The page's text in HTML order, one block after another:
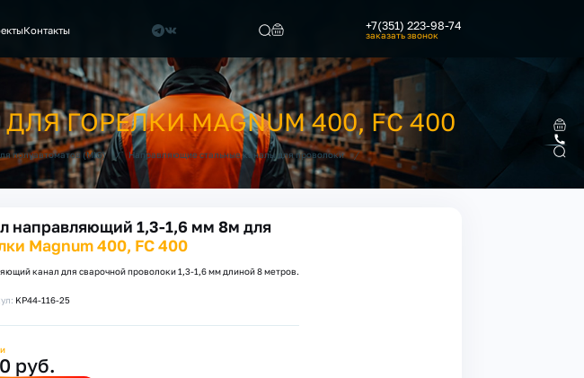
Контакты +7(351) 223-98-74
заказать звонок
ГОРЕЛКИ MAGNUM 400, FC 400
полуавтоматов (MIG) / Направляющие стальные каналы для проволоки
/
направляющий 1,3-1,6 мм 8м для
Magnum 400, FC 400
канал для сварочной проволоки 1,3-1,6 мм длиной 8 метров.
KP44-116-25
руб.